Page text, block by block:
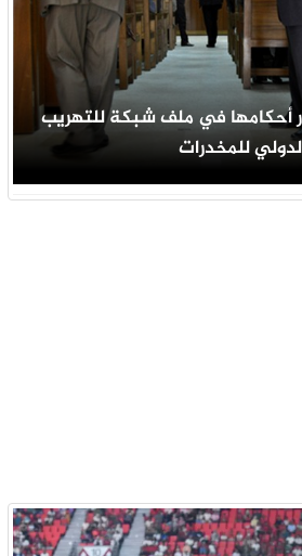
أحكامها في ملف شبكة للتهريب
للمخدرات